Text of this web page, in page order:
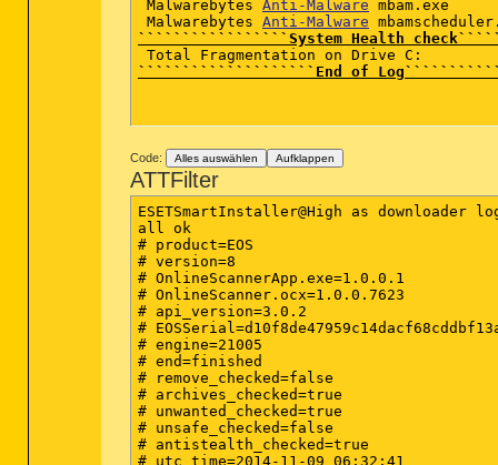
Malwarebytes Anti-Malware mbam.exe
Malwarebytes Anti-Malware
`````````````````System Health
````````````````````End of
Code: Alles auswählen Aufklappen
ATTFilter
ESETSmartInstaller@High as downloader
all ok
# product=EOS
# version=8
# OnlineScannerApp.exe=1.0.0.1
# OnlineScanner.ocx=1.0.0.7623
# api_version=3.0.2
#
# engine=21005
# end=finished
# remove_checked=false
# archives_checked=true
# unwanted_checked=true
# unsafe_checked=false
# antistealth_checked=true
# utc_time=2014-11-09 06:32:41